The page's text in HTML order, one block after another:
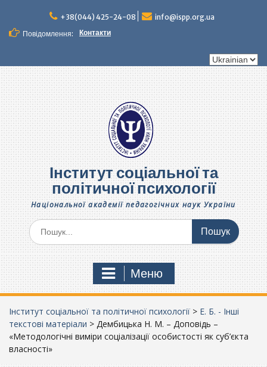
вмісту
+38(044) 425-24-08
info@ispp.org.ua
Повідомлення:
Контакти
Вибрати
Інститут соціальної та
політичної психології
Національної академії педагогічних наук України
Шукати:
Меню
Інститут соціальної та політичної психології > Е. Б. - Інші
текстові матеріали > Дембицька Н. М. – Доповідь –
«Методологічні виміри соціалізації особистості як суб’єкта
власності»